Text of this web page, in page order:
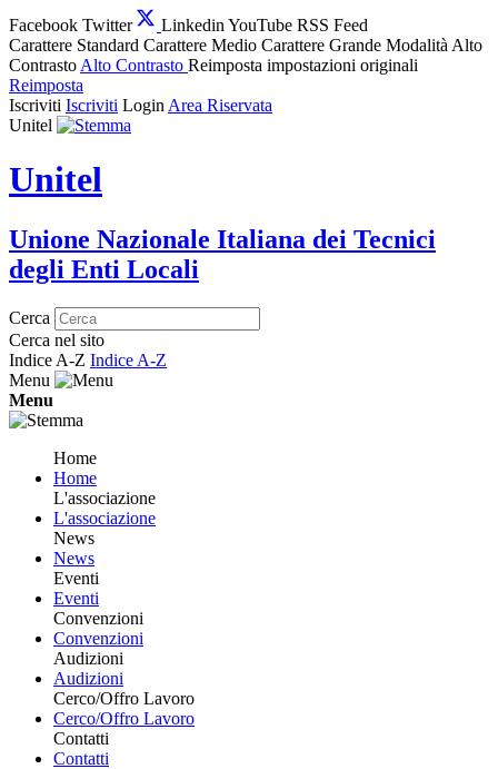
Facebook Twitter Linkedin YouTube RSS Feed
Carattere Standard Carattere Medio Carattere Grande Modalità Alto
Contrasto Alto Contrasto Reimposta impostazioni originali
Reimposta
Iscriviti Iscriviti Login Area Riservata
Unitel
Unitel
Unione Nazionale Italiana dei Tecnici
degli Enti Locali
Cerca
Cerca nel sito
Indice A-Z Indice A-Z
Menu
Menu
Home
Home
L'associazione
L'associazione
News
News
Eventi
Eventi
Convenzioni
Convenzioni
Audizioni
Audizioni
Cerco/Offro Lavoro
Cerco/Offro Lavoro
Contatti
Contatti